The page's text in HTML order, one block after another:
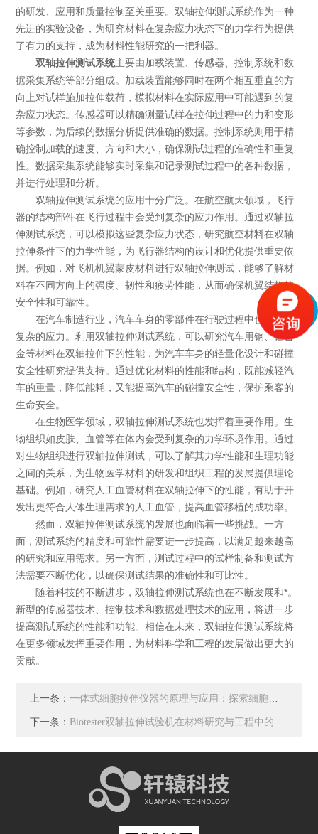
的研发、应用和质量控制至关重要。双轴拉伸测试系统作为一种
先进的实验设备，为研究材料在复杂应力状态下的力学行为提供
了有力的支持，成为材料性能研究的一把利器。
双轴拉伸测试系统主要由加载装置、传感器、控制系统和数
据采集系统等部分组成。加载装置能够同时在两个相互垂直的方
向上对试样施加拉伸载荷，模拟材料在实际应用中可能遇到的复
杂应力状态。传感器可以精确测量试样在拉伸过程中的力和变形
等参数，为后续的数据分析提供准确的数据。控制系统则用于精
确控制加载的速度、方向和大小，确保测试过程的准确性和重复
性。数据采集系统能够实时采集和记录测试过程中的各种数据，
并进行处理和分析。
双轴拉伸测试系统的应用十分广泛。在航空航天领域，飞行
器的结构部件在飞行过程中会受到复杂的应力作用。通过双轴拉
伸测试系统，可以模拟这些复杂应力状态，研究航空材料在双轴
拉伸条件下的力学性能，为飞行器结构的设计和优化提供重要依
据。例如，对飞机机翼蒙皮材料进行双轴拉伸测试，能够了解材
料在不同方向上的强度、韧性和疲劳性能，从而确保机翼结构的
安全性和可靠性。
在汽车制造行业，汽车车身的零部件在行驶过程中也会承受
复杂的应力。利用双轴拉伸测试系统，可以研究汽车用钢、铝合
金等材料在双轴拉伸下的性能，为汽车车身的轻量化设计和碰撞
安全性研究提供支持。通过优化材料的性能和结构，既能减轻汽
车的重量，降低能耗，又能提高汽车的碰撞安全性，保护乘客的
生命安全。
在生物医学领域，双轴拉伸测试系统也发挥着重要作用。生
物组织如皮肤、血管等在体内会受到复杂的力学环境作用。通过
对生物组织进行双轴拉伸测试，可以了解其力学性能和生理功能
之间的关系，为生物医学材料的研发和组织工程的发展提供理论
基础。例如，研究人工血管材料在双轴拉伸下的性能，有助于开
发出更符合人体生理需求的人工血管，提高血管移植的成功率。
然而，双轴拉伸测试系统的发展也面临着一些挑战。一方
面，测试系统的精度和可靠性需要进一步提高，以满足越来越高
的研究和应用需求。另一方面，测试过程中的试样制备和测试方
法需要不断优化，以确保测试结果的准确性和可比性。
随着科技的不断进步，双轴拉伸测试系统也在不断发展和*。
新型的传感器技术、控制技术和数据处理技术的应用，将进一步
提高测试系统的性能和功能。相信在未来，双轴拉伸测试系统将
在更多领域发挥重要作用，为材料科学和工程的发展做出更大的
贡献。
上一条：一体式细胞拉伸仪器的原理与应用：探索细胞反应与力学特性
下一条： Biotester双轴拉伸试验机在材料研究与工程中的关键作用